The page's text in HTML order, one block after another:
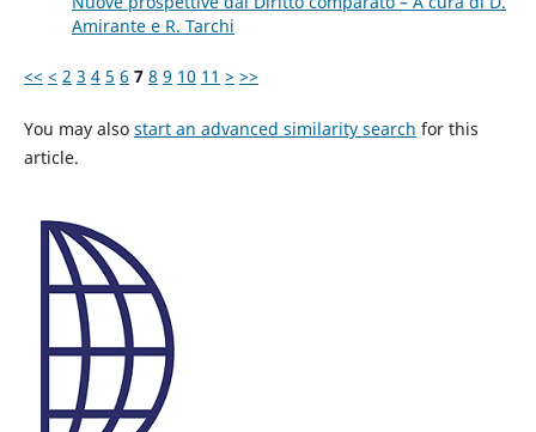
Amirante e R. Tarchi
<< < 2 3 4 5 6 7 8 9 10 11 > >>
You may also start an advanced similarity search for this
article.